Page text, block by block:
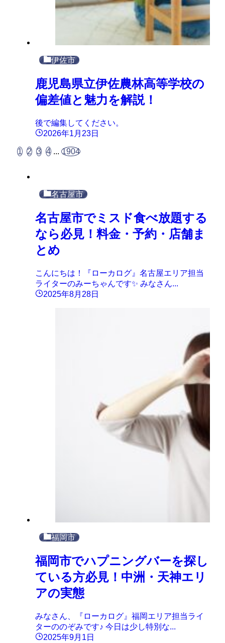
伊佐市
鹿児島県立伊佐農林高等学校の
偏差値と魅力を解説！
後で編集してください。
2026年1月23日
1 2 3 4 ... 1904
名古屋市
名古屋市でミスド食べ放題する
なら必見！料金・予約・店舗ま
とめ
こんにちは！『ローカログ』名古屋エリア担当
ライターのみーちゃんです✨ みなさん...
2025年8月28日
福岡市
福岡市でハプニングバーを探し
ている方必見！中洲・天神エリ
アの実態
みなさん、『ローカログ』福岡エリア担当ライ
ターののぞみです♪ 今日は少し特別な...
2025年9月1日